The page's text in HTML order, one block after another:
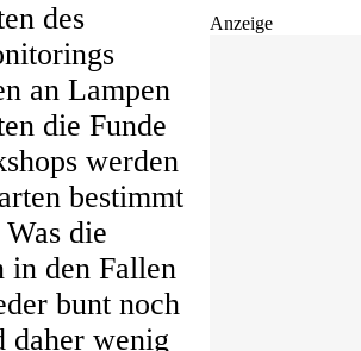
Anzeige
des
an Lampen
die Funde
werden
bestimmt
die
in den Fallen
bunt noch
daher wenig